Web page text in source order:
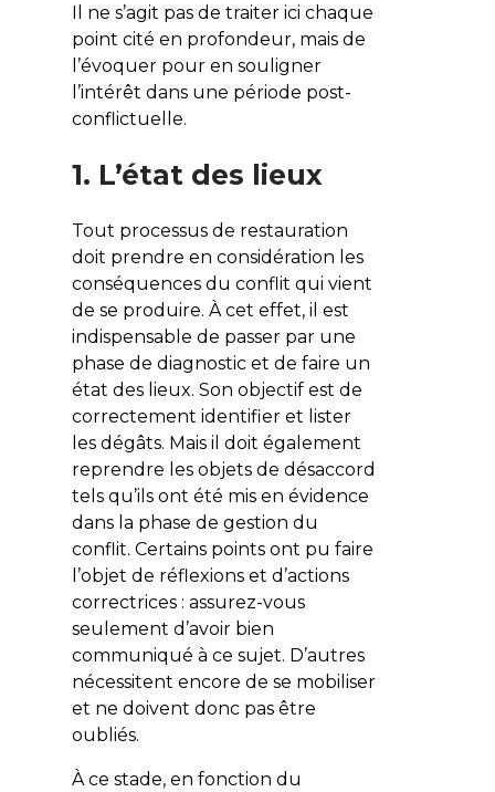
Il ne s’agit pas de traiter ici chaque
point cité en profondeur, mais de
l’évoquer pour en souligner
l’intérêt dans une période post-
conflictuelle.
1. L’état des lieux
Tout processus de restauration
doit prendre en considération les
conséquences du conflit qui vient
de se produire. À cet effet, il est
indispensable de passer par une
phase de diagnostic et de faire un
état des lieux. Son objectif est de
correctement identifier et lister
les dégâts. Mais il doit également
reprendre les objets de désaccord
tels qu’ils ont été mis en évidence
dans la phase de gestion du
conflit. Certains points ont pu faire
l’objet de réflexions et d’actions
correctrices : assurez-vous
seulement d’avoir bien
communiqué à ce sujet. D’autres
nécessitent encore de se mobiliser
et ne doivent donc pas être
oubliés.
À ce stade, en fonction du